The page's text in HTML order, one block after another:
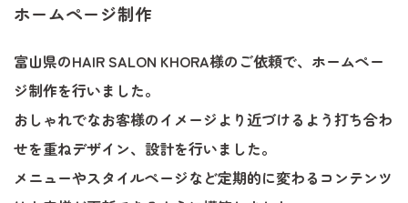
ホームページ制作
富山県のHAIR SALON KHORA様のご依頼で、ホームペー
ジ制作を行いました。
おしゃれでなお客様のイメージより近づけるよう打ち合わ
せを重ねデザイン、設計を行いました。
メニューやスタイルページなど定期的に変わるコンテンツ